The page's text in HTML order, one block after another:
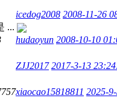
icedog2008 2008-11-26
...
hudaoyun 2008-10-10
ZJJ2017 2017-3-13
xiaocao15818811 2025-